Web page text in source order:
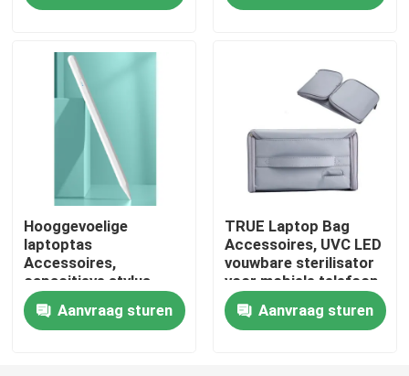
Fabriekstocht
Kwaliteitscontrole
Vraag een offerte
Laptop rugzak
Laptop Messenger Bag
Hooggevoelige
laptoptas
Accessoires,
capacitieve stylus
touch pen Palm
afwijzingAanvraag sturen
TRUE Laptop Bag
Accessoires, UVC LED
vouwbare sterilisator
voor mobiele telefoon
Aanvraag sturen